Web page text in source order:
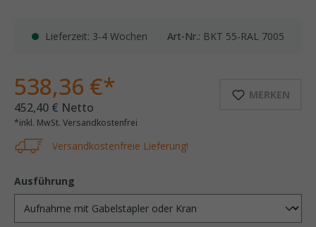
Lieferzeit: 3-4 Wochen Art-Nr.: BKT 55-RAL 7005
MERKEN
538,36 €*
452,40 € Netto
*inkl. MwSt. Versandkostenfrei
Versandkostenfreie Lieferung!
Ausführung